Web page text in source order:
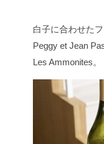
白子に合わせた
Peggy et Jean
Les Ammonites。